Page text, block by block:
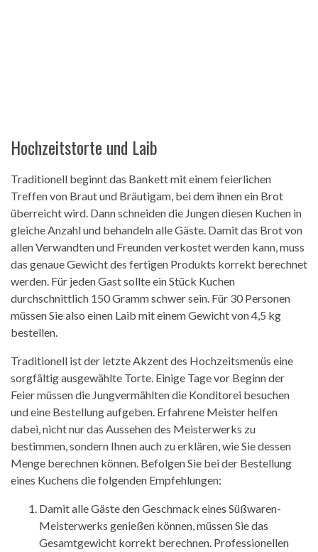
Hochzeitstorte und Laib
Traditionell beginnt das Bankett mit einem feierlichen
Treffen von Braut und Bräutigam, bei dem ihnen ein Brot
überreicht wird. Dann schneiden die Jungen diesen Kuchen in
gleiche Anzahl und behandeln alle Gäste. Damit das Brot von
allen Verwandten und Freunden verkostet werden kann, muss
das genaue Gewicht des fertigen Produkts korrekt berechnet
werden. Für jeden Gast sollte ein Stück Kuchen
durchschnittlich 150 Gramm schwer sein. Für 30 Personen
müssen Sie also einen Laib mit einem Gewicht von 4,5 kg
bestellen.
Traditionell ist der letzte Akzent des Hochzeitsmenüs eine
sorgfältig ausgewählte Torte. Einige Tage vor Beginn der
Feier müssen die Jungvermählten die Konditorei besuchen
und eine Bestellung aufgeben. Erfahrene Meister helfen
dabei, nicht nur das Aussehen des Meisterwerks zu
bestimmen, sondern Ihnen auch zu erklären, wie Sie dessen
Menge berechnen können. Befolgen Sie bei der Bestellung
eines Kuchens die folgenden Empfehlungen:
Damit alle Gäste den Geschmack eines Süßwaren-
Meisterwerks genießen können, müssen Sie das
Gesamtgewicht korrekt berechnen. Professionellen